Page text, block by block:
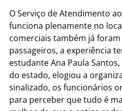
O Serviço de Atendimento
funciona plenamente no
comerciais também já
passageiros, a experiência
estudante Ana Paula
do estado, elogiou a
sinalizado, os funcionários
para perceber que tudo é